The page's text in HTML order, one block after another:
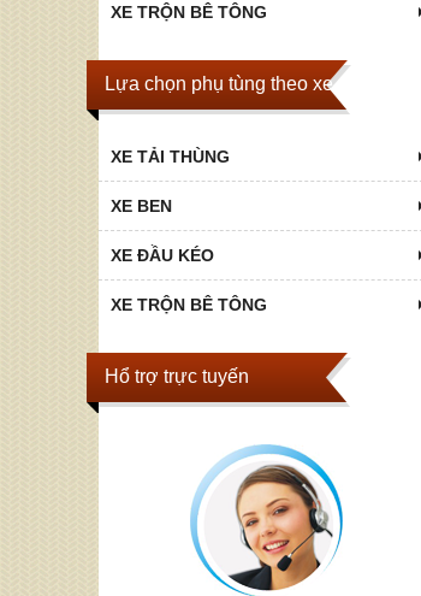
XE TRỘN BÊ TÔNG
Lựa chọn phụ tùng theo xe
XE TẢI THÙNG
XE BEN
XE ĐẦU KÉO
XE TRỘN BÊ TÔNG
Hổ trợ trực tuyến